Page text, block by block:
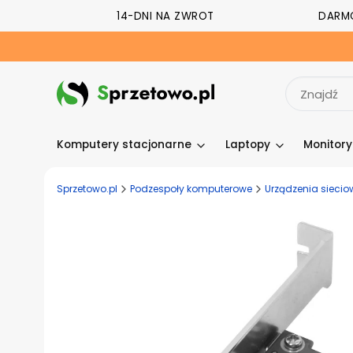
14-DNI NA ZWROT
Komputery stacjonarne Laptopy
Sprzetowo.pl Podzespoły komputerowe Urządzenia